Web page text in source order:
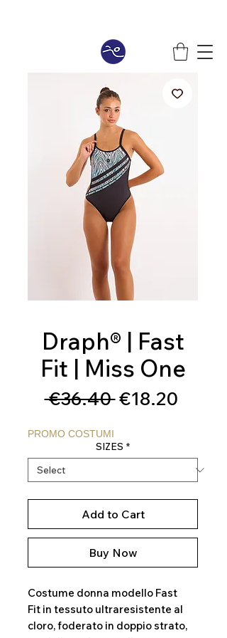
Draph® | Fast
Fit | Miss One
€36.40 Regular
€18.20Sale
PROMO COSTUMI
SIZES *
Add to Cart
Buy Now
Costume donna modello Fast
Fit in tessuto ultraresistente al
cloro, foderato in doppio strato,